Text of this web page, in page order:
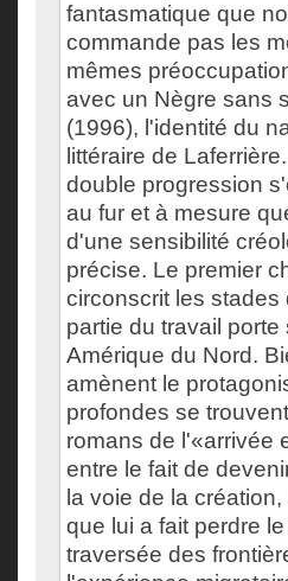
fantasmatique que
commande pas les
mêmes
avec un Nègre sans
(1996), l'identité du
littéraire de
double progression
au fur et à mesure
d'une sensibilité
précise. Le premier
circonscrit les
partie du travail
Amérique du Nord.
amènent le
profondes se
romans de l'«arrivée
entre le fait de
la voie de la
que lui a fait perdre
traversée des